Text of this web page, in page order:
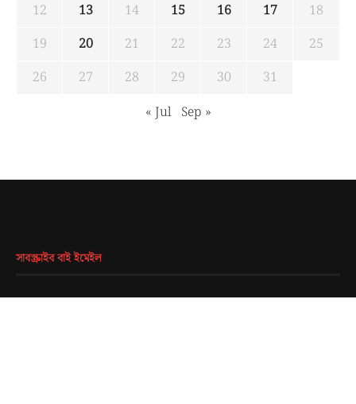
12
13 14 15 16 17
18
19
20 21 22 23 24
25
26
27 28 29 30
31
« Jul Sep »
সাবস্ক্রাইব বাই ইমেইল